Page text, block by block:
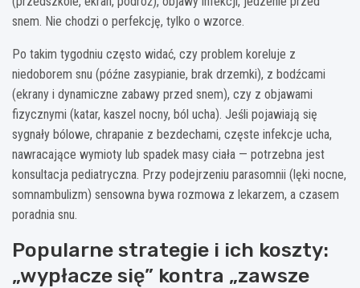
snem. Nie chodzi o perfekcję, tylko o wzorce.
Po takim tygodniu często widać, czy problem koreluje z
niedoborem snu (późne zasypianie, brak drzemki), z bodźcami
(ekrany i dynamiczne zabawy przed snem), czy z objawami
fizycznymi (katar, kaszel nocny, ból ucha). Jeśli pojawiają się
sygnały bólowe, chrapanie z bezdechami, częste infekcje ucha,
nawracające wymioty lub spadek masy ciała — potrzebna jest
konsultacja pediatryczna. Przy podejrzeniu parasomnii (lęki nocne,
somnambulizm) sensowna bywa rozmowa z lekarzem, a czasem
poradnia snu.
Popularne strategie i ich koszty:
„wypłacze się” kontra „zawsze